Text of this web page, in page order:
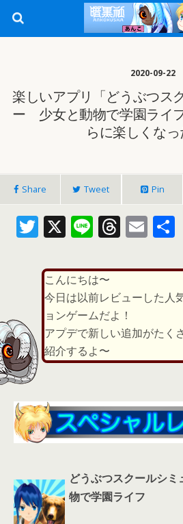
2020-09-22
楽しいアプリ「どうぶつス
ー 少女と動物で学園ライ
らに楽しくなっ
Share Tweet Pin
T
itt
er
X Li
e
T
re
a
d
s
E
ai
l
こんにちは〜
今日は以前レビューした人
ョンゲームだよ！
アプデで新しい追加がたく
紹介するよ〜
どうぶつスクールシ
物で学園ライフ